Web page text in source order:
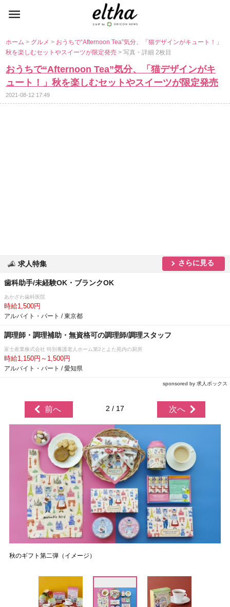
ホーム> グルメ> おうちで“Afternoon Tea”気分、「猫デザインがキュート！」
秋を楽しむセットやスイーツが限定発売> 写真・詳細 2枚目
おうちで“Afternoon Tea”気分、「猫デザインがキ
ュート！」秋を楽しむセットやスイーツが限定発売
2021-08-12 17:49
求人特集 さらに見る
歯科助手/未経験OK・ブランクOK
あかざわ歯科医院
時給1,500円
アルバイト・パート / 東京都
調理師・調理補助・無資格可の調理師/調理スタッフ
富士産業株式会社 特別養護老人ホーム第2とよた苑内の厨房
時給1,150円～1,500円
アルバイト・パート / 愛知県
sponsored by 求人ボックス
前へ 2 / 17 次へ
秋のギフト第二弾（イメージ）